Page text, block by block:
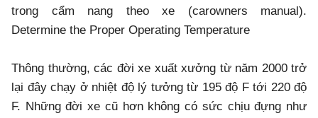
trong cẩm nang theo xe (carowners manual).
Determine the Proper Operating Temperature
Thông thường, các đời xe xuất xưởng từ năm 2000 trở
lại đây chạy ở nhiệt độ lý tưởng từ 195 độ F tới 220 độ
F. Những đời xe cũ hơn không có sức chịu đựng như